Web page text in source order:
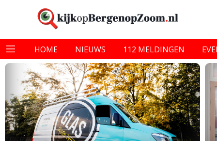
HOME NIEUWS 112 MELDINGEN